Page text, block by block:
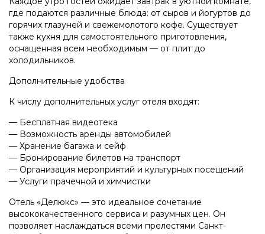
где подаются различные блюда: от сыров и йогуртов до
горячих глазуней и свежемолотого кофе. Существует
также кухня для самостоятельного приготовления,
оснащенная всем необходимым — от плит до
холодильников.
Дополнительные удобства
К числу дополнительных услуг отеля входят:
— Бесплатная видеотека
— Возможность аренды автомобилей
— Хранение багажа и сейф
— Бронирование билетов на транспорт
— Организация мероприятий и культурных посещений
— Услуги прачечной и химчистки
Отель «Делюкс» — это идеальное сочетание
высококачественного сервиса и разумных цен. Он
позволяет наслаждаться всеми прелестями Санкт-